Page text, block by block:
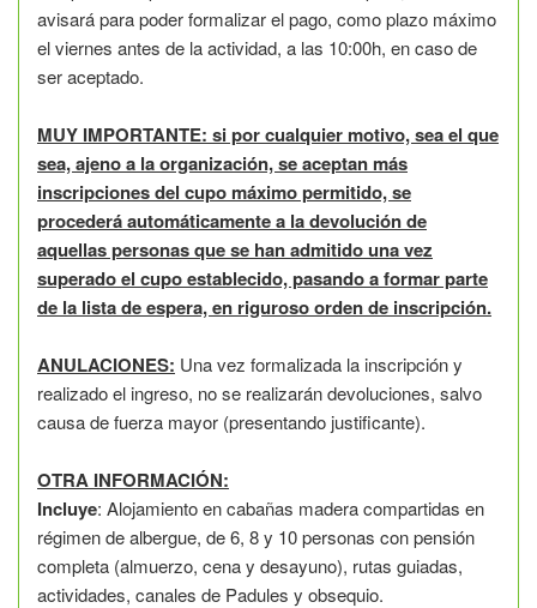
avisará para poder formalizar el pago, como plazo máximo
el viernes antes de la actividad, a las 10:00h, en caso de
ser aceptado.
MUY IMPORTANTE: si por cualquier motivo, sea el que
sea, ajeno a la organización, se aceptan más
inscripciones del cupo máximo permitido, se
procederá automáticamente a la devolución de
aquellas personas que se han admitido una vez
superado el cupo establecido, pasando a formar parte
de la lista de espera, en riguroso orden de inscripción.
ANULACIONES: Una vez formalizada la inscripción y
realizado el ingreso, no se realizarán devoluciones, salvo
causa de fuerza mayor (presentando justificante).
OTRA INFORMACIÓN:
Incluye: Alojamiento en cabañas madera compartidas en
régimen de albergue, de 6, 8 y 10 personas con pensión
completa (almuerzo, cena y desayuno), rutas guiadas,
actividades, canales de Padules y obsequio.